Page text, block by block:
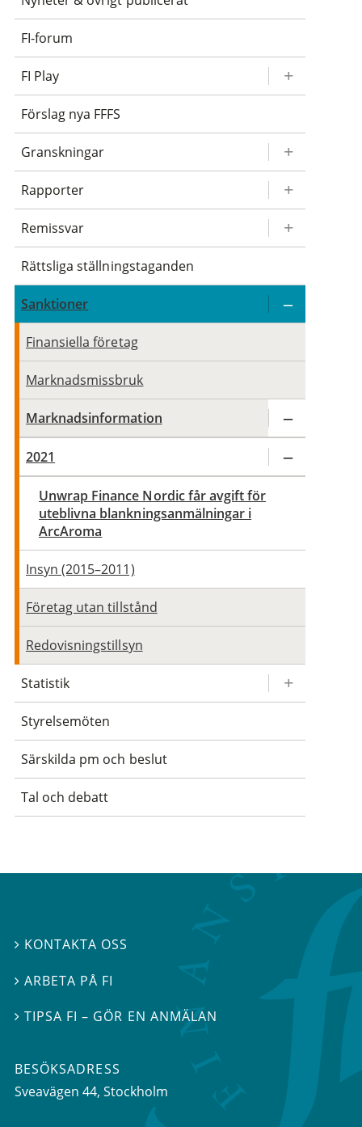
FI-forum
FI Play
Förslag nya FFFS
Granskningar
Rapporter
Remissvar
Rättsliga ställningstaganden
Sanktioner
Finansiella företag
Marknadsmissbruk
Marknadsinformation
2021
Unwrap Finance Nordic får avgift för
uteblivna blankningsanmälningar i
ArcAroma
Insyn (2015–2011)
Företag utan tillstånd
Redovisningstillsyn
Statistik
Styrelsemöten
Särskilda pm och beslut
Tal och debatt
 KONTAKTA OSS
 ARBETA PÅ FI
TIPSA FI – GÖR EN ANMÄLAN
BESÖKSADRESS
Sveavägen 44, Stockholm